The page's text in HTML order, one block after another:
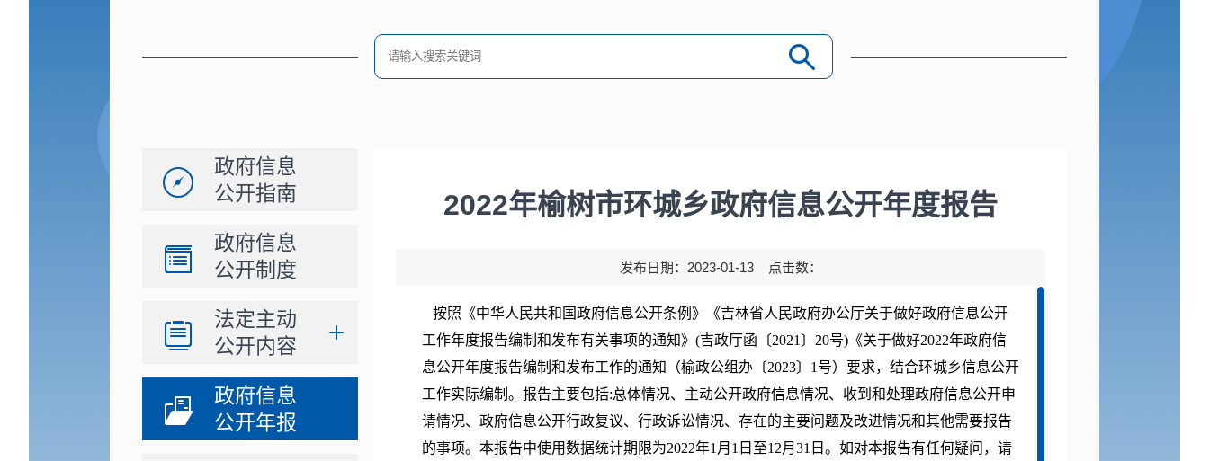
政府信息
公开指南
政府信息
公开制度
法定主动
公开内容
政府信息
公开年报
2022年榆树市环城乡政府信息公开年度报告
发布日期：2023-01-13 点击数：
按照《中华人民共和国政府信息公开条例》《吉林省人民政府办公厅关于做好政府信息公开
工作年度报告编制和发布有关事项的通知》(吉政厅函〔2021〕20号)《关于做好2022年政府信
息公开年度报告编制和发布工作的通知（榆政公组办〔2023〕1号）要求，结合环城乡信息公开
工作实际编制。报告主要包括:总体情况、主动公开政府信息情况、收到和处理政府信息公开申
请情况、政府信息公开行政复议、行政诉讼情况、存在的主要问题及改进情况和其他需要报告
的事项。本报告中使用数据统计期限为2022年1月1日至12月31日。如对本报告有任何疑问，请